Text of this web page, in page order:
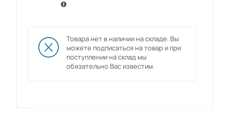
Товара нет в наличии на складе. Вы
можете подписаться на товар и при
поступлении на склад мы
обязательно Вас известим.